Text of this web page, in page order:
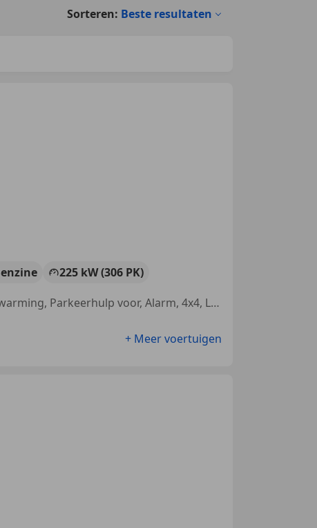
Sorteren: Beste resultaten
225 kW (306 PK)
360° camera, Parkeerhulp met camera, Airbag bestuurder, Stoelverwarming, Parkeerhulp voor, Alarm, 4x4, Lane Departure Warning Systeem
+ Meer voertuigen